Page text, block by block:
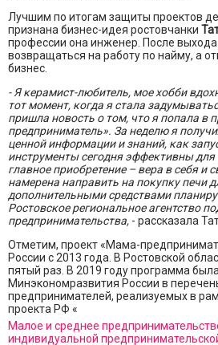
Лучшим по итогам защиты проектов
признана бизнес-идея ростовчанки
профессии она инженер. После
возвращаться на работу по найму, а
бизнес.
- Я керамист-любитель, мое хобби
тот момент, когда я стала
пришла новость о том, что я попала в
предприниматель». За неделю я
ценной информации и знаний, как
инструменты сегодня эффективны
главное приобретение – вера в себя и
намерена направить на покупку печи
дополнительными средствами
Ростовское региональное агентство
предпринимательства, - рассказала
Отметим, проект «Мама-
России с 2013 года. В Ростовской
пятый раз. В 2019 году программа
Минэкономразвития России в
предпринимателей, реализуемых в
проекта РФ «
Малое и среднее
индивидуальной